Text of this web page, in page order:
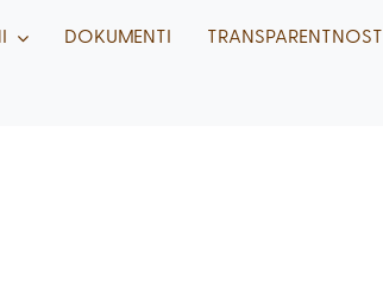
DOKUMENTI TRANSPARENTNOST